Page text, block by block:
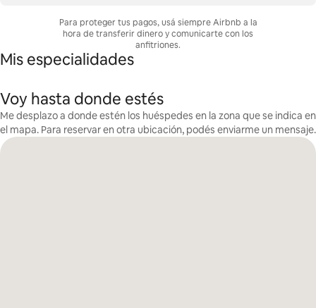
Para proteger tus pagos, usá siempre Airbnb a la
hora de transferir dinero y comunicarte con los
anfitriones.
Mis especialidades
Voy hasta donde estés
Me desplazo a donde estén los huéspedes en la zona que se indica en
el mapa. Para reservar en otra ubicación, podés enviarme un mensaje.